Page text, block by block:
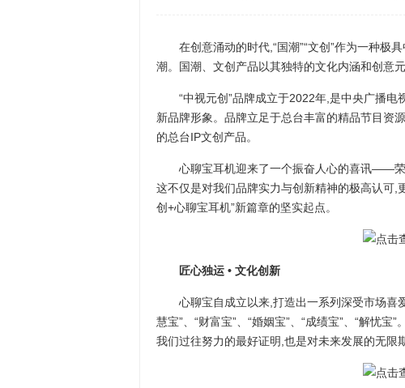
在创意涌动的时代,“国潮”“文创”作为一种极
潮。国潮、文创产品以其独特的文化内涵和创意
“中视元创”品牌成立于2022年,是中央广播电
新品牌形象。品牌立足于总台丰富的精品节目资
的总台IP文创产品。
心聊宝耳机迎来了一个振奋人心的喜讯——荣
这不仅是对我们品牌实力与创新精神的极高认可,
创+心聊宝耳机”新篇章的坚实起点。
匠心独运 • 文化创新
心聊宝自成立以来,打造出一系列深受市场喜爱
慧宝”、“财富宝”、“婚姻宝”、“成绩宝”、“解忧
我们过往努力的最好证明,也是对未来发展的无限